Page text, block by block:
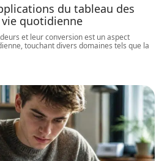
du tableau des
quotidienne
et leur conversion est un aspect
touchant divers domaines tels que la